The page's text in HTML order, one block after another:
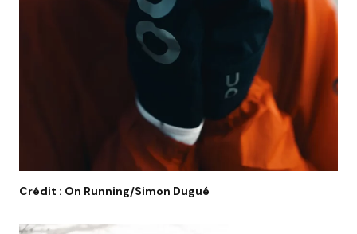
Crédit : On Running/Simon Dugué